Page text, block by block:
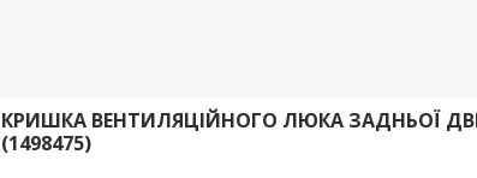
КРИШКА ВЕНТИЛЯЦІЙНОГО ЛЮКА ЗАДНЬОЇ
(1498475)